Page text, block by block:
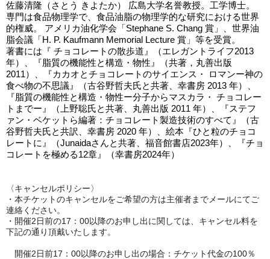
佐藤清隆（さとう きよたか） 広島大学名誉教授。工学博士。
専門は食品物理学で、食品油脂の物理学的な研究における世界
的権威。 アメリカ油化学会「Stephane S. Chang 賞」、世界油
脂会議「H. P. Kaufmann Memorial Lecture 賞」等を受賞。
著書には『 チョコレートの散歩道』（エレガントライフ2013
年）、『脂質の機能性と構造・物性』（共著，丸善出版
2011）、『カカオとチョコレートのサイエンス・ ロマンー神の
食べ物の不思議』（古谷野哲夫氏と共著、幸書房 2013 年）、
『脂質の機能性と構造・物性ー分子からマスカラ・ チョコレー
トまでー』（上野聡氏と共著、丸善出版 2011 年）、『ステフ
ァン・ベケットら編著：チョコレート製造技術のすべて』（古
谷野哲夫氏と共訳、幸書房 2020 年）、絵本『ひと粒のチョコ
レートに』（Junaidaさんと共著、福音館書店2023年）、『チョ
コレートを極める12章』（幸書房2024年）
〈キャンセルポリシー〉
・本チケットのキャンセルをご希望の方は主催者までメールにてご
連絡ください。
・開催2日前の17：00以降のお申し出に関しては、 キャンセル料を
下記の通り頂戴いたします。
開催2日前17：00以降のお申し出の場合：チケット代金の100％